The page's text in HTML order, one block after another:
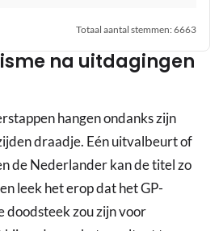
Totaal aantal stemmen:6663
na uitdagingen
hangen ondanks zijn
draadje. Eén uitvalbeurt of
de Nederlander kan de titel zo
leek het erop dat het GP-
doodsteek zou zijn voor